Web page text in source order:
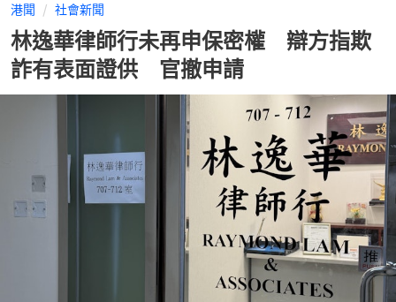
港聞 社會新聞
林逸華律師行未再申保密權 辯方指欺
詐有表面證供 官撤申請